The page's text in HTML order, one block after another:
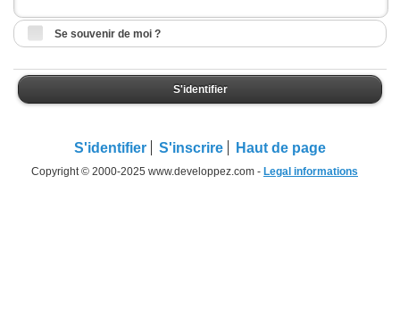
Se souvenir de moi ?
S'identifier
S'identifier S'inscrire Haut de page
Copyright © 2000-2025 www.developpez.com - Legal informations